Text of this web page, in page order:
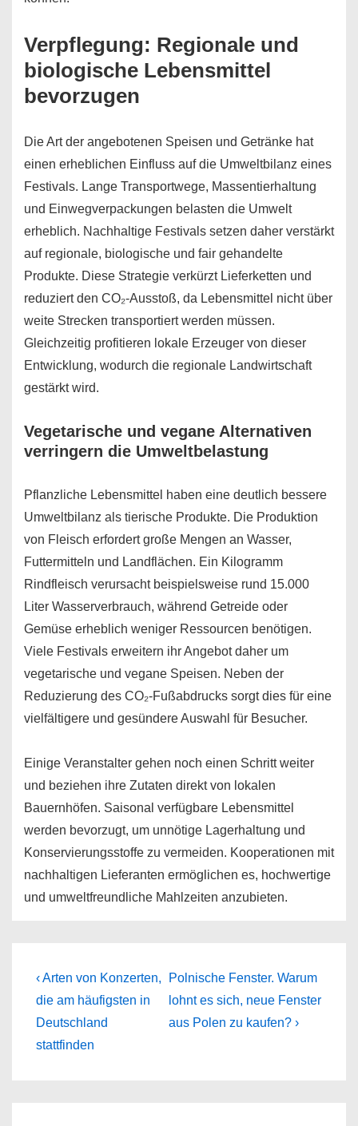
Verpflegung: Regionale und
biologische Lebensmittel
bevorzugen
Die Art der angebotenen Speisen und Getränke hat
einen erheblichen Einfluss auf die Umweltbilanz eines
Festivals. Lange Transportwege, Massentierhaltung
und Einwegverpackungen belasten die Umwelt
erheblich. Nachhaltige Festivals setzen daher verstärkt
auf regionale, biologische und fair gehandelte
Produkte. Diese Strategie verkürzt Lieferketten und
reduziert den CO₂-Ausstoß, da Lebensmittel nicht über
weite Strecken transportiert werden müssen.
Gleichzeitig profitieren lokale Erzeuger von dieser
Entwicklung, wodurch die regionale Landwirtschaft
gestärkt wird.
Vegetarische und vegane Alternativen
verringern die Umweltbelastung
Pflanzliche Lebensmittel haben eine deutlich bessere
Umweltbilanz als tierische Produkte. Die Produktion
von Fleisch erfordert große Mengen an Wasser,
Futtermitteln und Landflächen. Ein Kilogramm
Rindfleisch verursacht beispielsweise rund 15.000
Liter Wasserverbrauch, während Getreide oder
Gemüse erheblich weniger Ressourcen benötigen.
Viele Festivals erweitern ihr Angebot daher um
vegetarische und vegane Speisen. Neben der
Reduzierung des CO₂-Fußabdrucks sorgt dies für eine
vielfältigere und gesündere Auswahl für Besucher.
Einige Veranstalter gehen noch einen Schritt weiter
und beziehen ihre Zutaten direkt von lokalen
Bauernhöfen. Saisonal verfügbare Lebensmittel
werden bevorzugt, um unnötige Lagerhaltung und
Konservierungsstoffe zu vermeiden. Kooperationen mit
nachhaltigen Lieferanten ermöglichen es, hochwertige
und umweltfreundliche Mahlzeiten anzubieten.
Beitragsnavigation
Previous
Post
is
‹ Arten von Konzerten,
die am häufigsten in
Deutschland
stattfinden
Next
Post
is
Polnische Fenster. Warum
lohnt es sich, neue Fenster
aus Polen zu kaufen? ›